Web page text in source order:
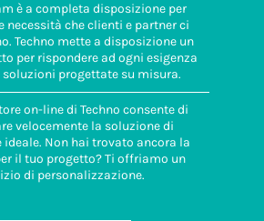
è a completa disposizione per
necessità che clienti e partner ci
Techno mette a disposizione un
per rispondere ad ogni esigenza
soluzioni progettate su misura.
on-line di Techno consente di
velocemente la soluzione di
ideale. Non hai trovato ancora la
il tuo progetto? Ti offriamo un
di personalizzazione.